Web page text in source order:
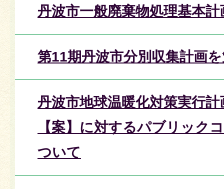
丹波市一般廃棄物処理基本計
第11期丹波市分別収集計画
丹波市地球温暖化対策実行
【案】に対するパブリック
ついて